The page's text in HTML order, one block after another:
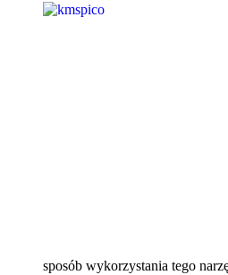
sposób wykorzystania tego